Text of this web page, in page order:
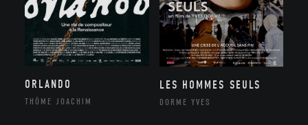
ORLANDO
THÔME JOACHIM
LES HOMMES SEULS
DORME YVES